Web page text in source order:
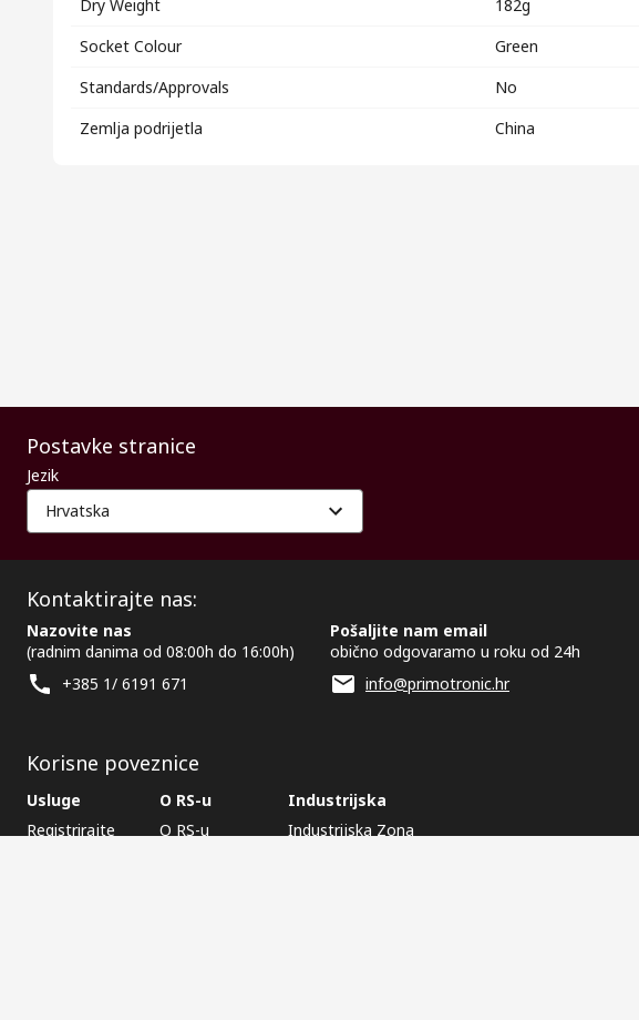
Dry Weight
182g
Socket Colour
Green
Standards/Approvals
No
Zemlja podrijetla
China
Postavke stranice
Jezik
Hrvatska
Kontaktirajte nas:
Nazovite nas
(radnim danima od 08:00h do 16:00h)
+385 1/ 6191 671
Pošaljite nam email
obično odgovaramo u roku od 24h
info@primotronic.hr
Korisne poveznice
Usluge
Registrirajte
O RS-u
O RS-u
Industrijska
Industrijska Zona